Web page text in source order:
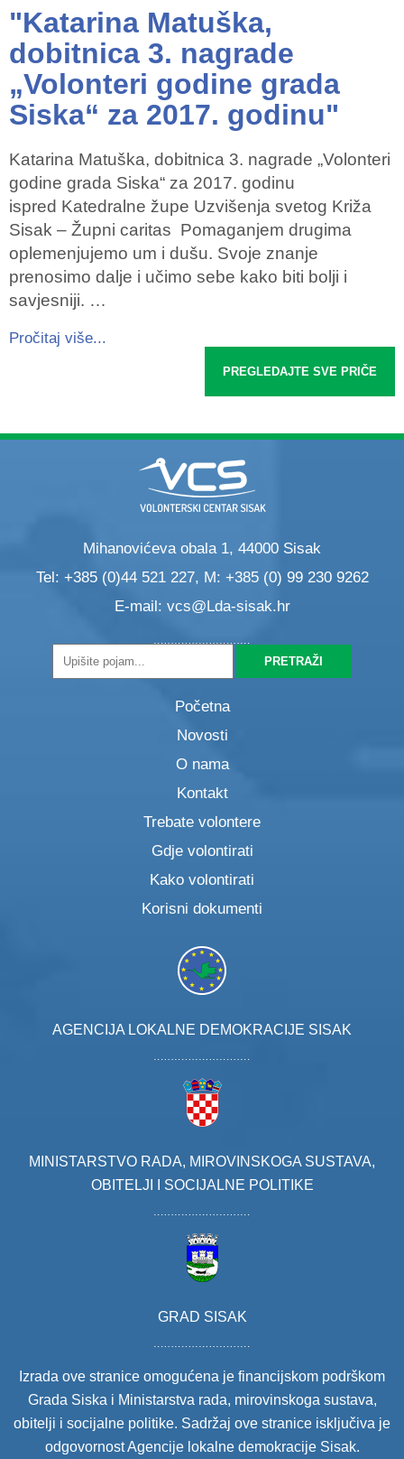
"Katarina Matuška,
dobitnica 3. nagrade
„Volonteri godine grada
Siska“ za 2017. godinu"
Katarina Matuška, dobitnica 3. nagrade „Volonteri
godine grada Siska“ za 2017. godinu
ispred Katedralne župe Uzvišenja svetog Križa
Sisak – Župni caritas Pomaganjem drugima
oplemenjujemo um i dušu. Svoje znanje
prenosimo dalje i učimo sebe kako biti bolji i
savjesniji. …
Pročitaj više...
PREGLEDAJTE SVE PRIČE
Mihanovićeva obala 1, 44000 Sisak
Tel: +385 (0)44 521 227, M: +385 (0) 99 230 9262
E-mail: vcs@Lda-sisak.hr
Početna
Novosti
O nama
Kontakt
Trebate volontere
Gdje volontirati
Kako volontirati
Korisni dokumenti
AGENCIJA LOKALNE DEMOKRACIJE SISAK
MINISTARSTVO RADA, MIROVINSKOGA SUSTAVA,
OBITELJI I SOCIJALNE POLITIKE
GRAD SISAK
Izrada ove stranice omogućena je financijskom podrškom
Grada Siska i Ministarstva rada, mirovinskoga sustava,
obitelji i socijalne politike. Sadržaj ove stranice isključiva je
odgovornost Agencije lokalne demokracije Sisak.